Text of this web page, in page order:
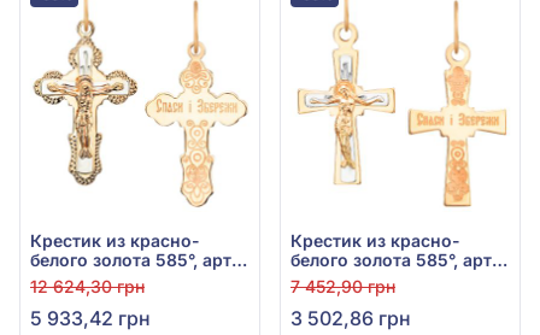
Крестик из красно-
белого золота 585°, арт.
520801
12 624,30 грн
5 933,42 грн
Крестик из красно-
белого золота 585°, арт.
527900
7 452,90 грн
3 502,86 грн